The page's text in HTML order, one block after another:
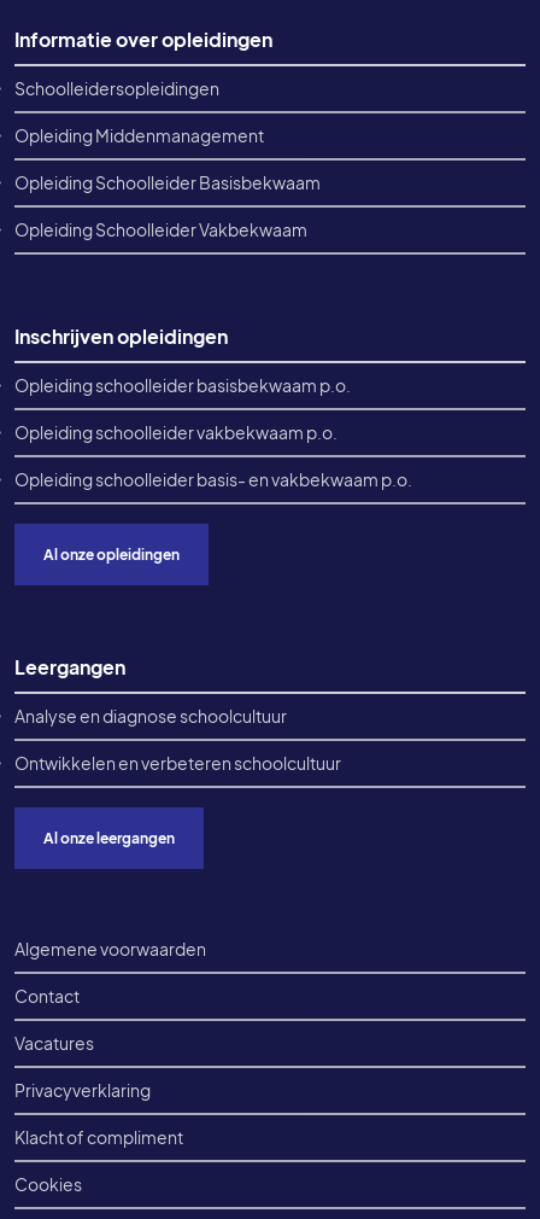
Footer informatie
Informatie over opleidingen
Schoolleidersopleidingen
Opleiding Middenmanagement
Opleiding Schoolleider Basisbekwaam
Opleiding Schoolleider Vakbekwaam
Leergangen
Analyse en diagnose schoolcultuur
Ontwikkelen en verbeteren schoolcultuur
Al onze leergangen
Inschrijven opleidingen
Opleiding schoolleider basisbekwaam p.o.
Opleiding schoolleider vakbekwaam p.o.
Opleiding schoolleider basis- en vakbekwaam p.o.
Al onze opleidingen
Voet onderkant
Algemene voorwaarden
Contact
Vacatures
Privacyverklaring
Klacht of compliment
Cookies